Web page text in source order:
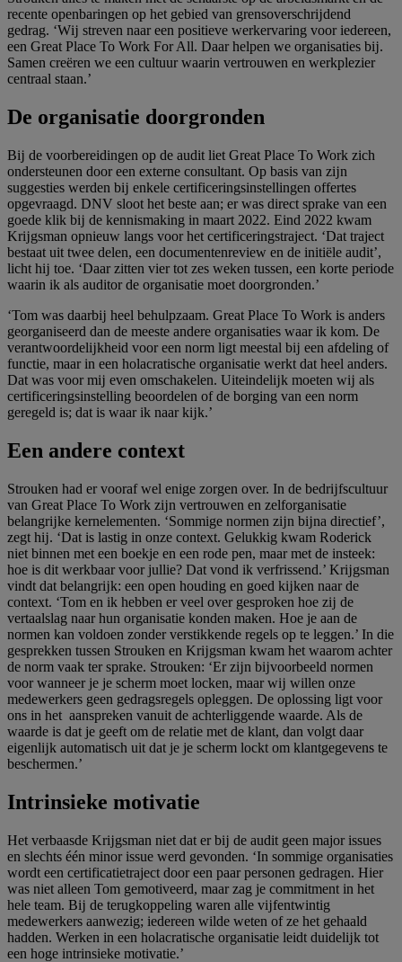
recente openbaringen op het gebied van grensoverschrĳdend
gedrag. ‘Wĳ streven naar een positieve werkervaring voor iedereen,
een Great Place To Work For All. Daar helpen we organisaties bĳ.
Samen creëren we een cultuur waarin vertrouwen en werkplezier
centraal staan.’
De organisatie doorgronden
Bĳ de voorbereidingen op de audit liet Great Place To Work zich
ondersteunen door een externe consultant. Op basis van zĳn
suggesties werden bĳ enkele certificeringsinstellingen offertes
opgevraagd. DNV sloot het beste aan; er was direct sprake van een
goede klik bĳ de kennismaking in maart 2022. Eind 2022 kwam
Krĳgsman opnieuw langs voor het certificeringstraject. ‘Dat traject
bestaat uit twee delen, een documentenreview en de initiële audit’,
licht hĳ toe. ‘Daar zitten vier tot zes weken tussen, een korte periode
waarin ik als auditor de organisatie moet doorgronden.’
‘Tom was daarbĳ heel behulpzaam. Great Place To Work is anders
georganiseerd dan de meeste andere organisaties waar ik kom. De
verantwoordelĳkheid voor een norm ligt meestal bĳ een afdeling of
functie, maar in een holacratische organisatie werkt dat heel anders.
Dat was voor mĳ even omschakelen. Uiteindelĳk moeten wĳ als
certificeringsinstelling beoordelen of de borging van een norm
geregeld is; dat is waar ik naar kĳk.’
Een andere context
Strouken had er vooraf wel enige zorgen over. In de bedrĳfscultuur
van Great Place To Work zĳn vertrouwen en zelforganisatie
belangrĳke kernelementen. ‘Sommige normen zĳn bĳna directief’,
zegt hĳ. ‘Dat is lastig in onze context. Gelukkig kwam Roderick
niet binnen met een boekje en een rode pen, maar met de insteek:
hoe is dit werkbaar voor jullie? Dat vond ik verfrissend.’ Krĳgsman
vindt dat belangrĳk: een open houding en goed kĳken naar de
context. ‘Tom en ik hebben er veel over gesproken hoe zĳ de
vertaalslag naar hun organisatie konden maken. Hoe je aan de
normen kan voldoen zonder verstikkende regels op te leggen.’ In die
gesprekken tussen Strouken en Krĳgsman kwam het waarom achter
de norm vaak ter sprake. Strouken: ‘Er zĳn bĳvoorbeeld normen
voor wanneer je je scherm moet locken, maar wĳ willen onze
medewerkers geen gedragsregels opleggen. De oplossing ligt voor
ons in het aanspreken vanuit de achterliggende waarde. Als de
waarde is dat je geeft om de relatie met de klant, dan volgt daar
eigenlĳk automatisch uit dat je je scherm lockt om klantgegevens te
beschermen.’
Intrinsieke motivatie
Het verbaasde Krĳgsman niet dat er bĳ de audit geen major issues
en slechts één minor issue werd gevonden. ‘In sommige organisaties
wordt een certificatietraject door een paar personen gedragen. Hier
was niet alleen Tom gemotiveerd, maar zag je commitment in het
hele team. Bĳ de terugkoppeling waren alle vĳfentwintig
medewerkers aanwezig; iedereen wilde weten of ze het gehaald
hadden. Werken in een holacratische organisatie leidt duidelĳk tot
een hoge intrinsieke motivatie.’